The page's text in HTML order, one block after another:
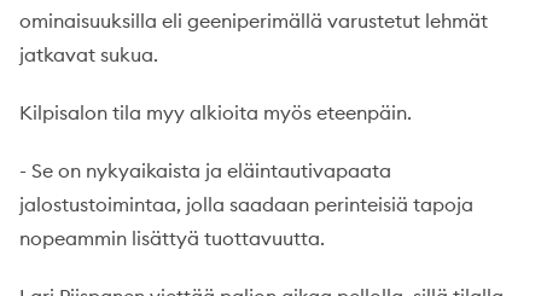
ominaisuuksilla eli geeniperimällä varustetut lehmät
jatkavat sukua.
Kilpisalon tila myy alkioita myös eteenpäin.
- Se on nykyaikaista ja eläintautivapaata
jalostustoimintaa, jolla saadaan perinteisiä tapoja
nopeammin lisättyä tuottavuutta.